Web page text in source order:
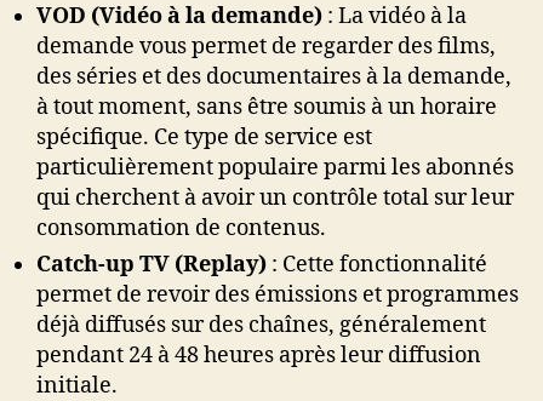
VOD (Vidéo à la demande) : La vidéo à la
demande vous permet de regarder des films,
des séries et des documentaires à la demande,
à tout moment, sans être soumis à un horaire
spécifique. Ce type de service est
particulièrement populaire parmi les abonnés
qui cherchent à avoir un contrôle total sur leur
consommation de contenus.
Catch-up TV (Replay) : Cette fonctionnalité
permet de revoir des émissions et programmes
déjà diffusés sur des chaînes, généralement
pendant 24 à 48 heures après leur diffusion
initiale.